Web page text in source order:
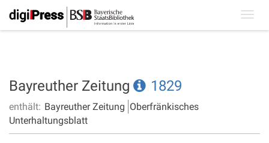
Bayreuther Zeitung 1829
enthält: Bayreuther Zeitung Oberfränkisches
Unterhaltungsblatt